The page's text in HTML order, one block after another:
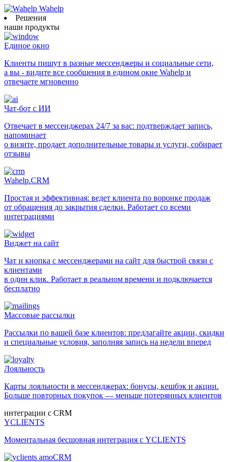
Wahelp
Решения
наши продукты
Единое окно
Клиенты пишут в разные мессенджеры и социальные сети,
а вы - видите все сообщения в едином окне Wahelp и
отвечаете мгновенно
Чат-бот с ИИ
Отвечает в мессенджерах 24/7 за вас: подтверждает запись,
напоминает
о визите, продает дополнительные товары и услуги, собирает
отзывы
Wahelp.CRM
Простая и эффективная: ведет клиента по воронке продаж
от обращения до закрытия сделки. Работает со всеми
интеграциями
Виджет на сайт
Чат и кнопка с мессенджерами на сайт для быстрой связи с
клиентами
в один клик. Работает в реальном времени и подключается
бесплатно
Массовые рассылки
Рассылки по вашей базе клиентов: предлагайте акции, скидки
и специальные условия, заполняя запись на недели вперед
Лояльность
Карты лояльности в мессенджерах: бонусы, кешбэк и акции.
Больше повторных покупок — меньше потерянных клиентов
интеграции с CRM
YCLIENTS
Моментальная бесшовная интеграция с YCLIENTS
amoCRM